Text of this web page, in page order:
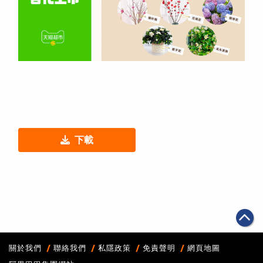
下載
關於我們 聯絡我們 私隱政策 免責聲明
網頁地圖